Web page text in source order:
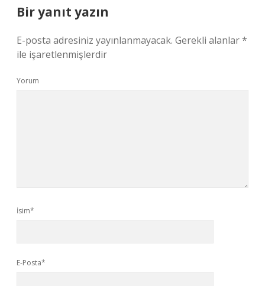
Bir yanıt yazın
E-posta adresiniz yayınlanmayacak. Gerekli alanlar*
ile işaretlenmişlerdir
Yorum
İsim*
E-Posta*